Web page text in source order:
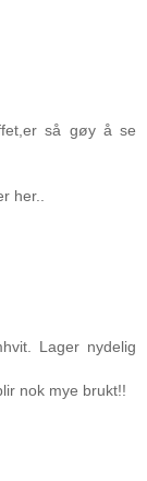
så gøy å se
her..
Lager nydelig
nok mye brukt!!